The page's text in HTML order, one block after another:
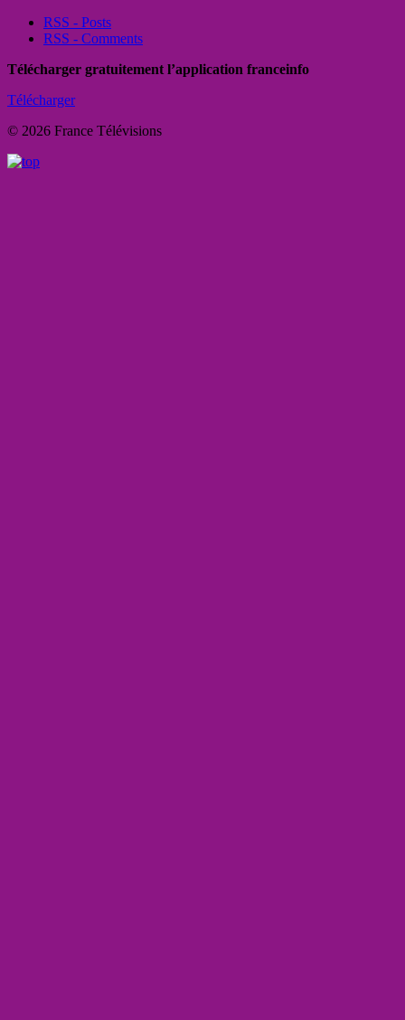
RSS - Posts
RSS - Comments
Télécharger gratuitement l’application franceinfo
Télécharger
© 2026 France Télévisions